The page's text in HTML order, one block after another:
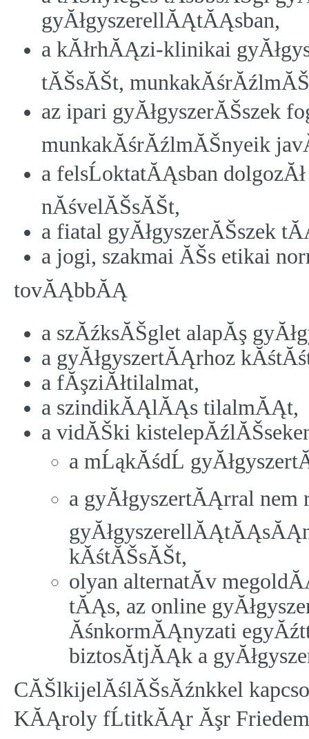
gyĂłgyszerellĂĄtĂĄsban,
a kĂłrhĂĄzi-klinikai
tĂŠsĂŠt,
az ipari gyĂłgyszerĂŠszek
munkakĂśrĂźlmĂŠnyeik
a felsĹoktatĂĄsban
nĂśvelĂŠsĂŠt,
a fiatal gyĂłgyszerĂŠszek
a jogi, szakmai ĂŠs etikai
tovĂĄbbĂĄ
a szĂźksĂŠglet alapĂş
a gyĂłgyszertĂĄrhoz
a fĂşziĂłtilalmat,
a szindikĂĄlĂĄs tilalmĂĄt,
a vidĂŠki
a mĹąkĂśdĹ
a gyĂłgyszertĂĄrral nem
kĂśtĂŠsĂŠt,
olyan alternatĂ­v
tĂĄs, az online
ĂśnkormĂĄnyzati
biztosĂ­tjĂĄk a
CĂŠlkijelĂślĂŠsĂźnkkel
KĂĄroly fĹtitkĂĄr Ăşr